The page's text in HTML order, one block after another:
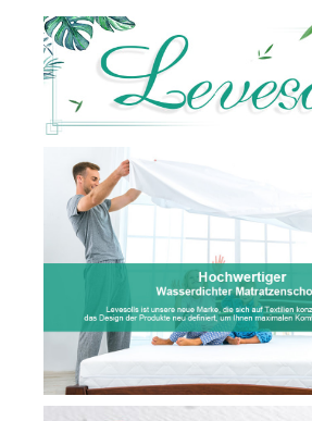
Anti-
Allergisch(Verpackung
MEHRWEG)
quantity